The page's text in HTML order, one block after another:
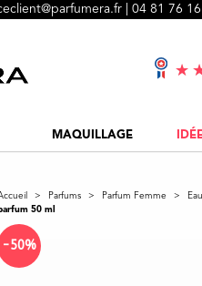
| 04 81 76
MAQUILLAGE
> Parfums > Parfum Femme >
50 ml
-50%